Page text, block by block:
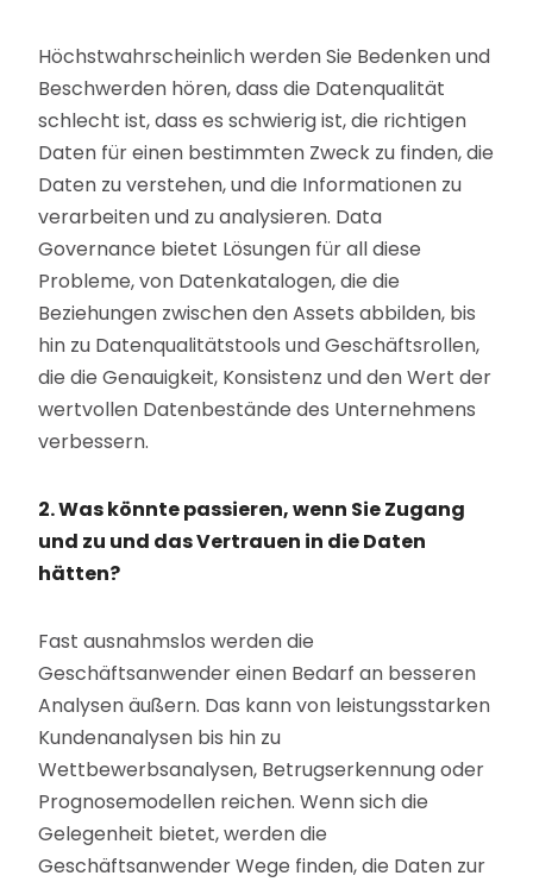
Höchstwahrscheinlich werden Sie Bedenken und
Beschwerden hören, dass die Datenqualität
schlecht ist, dass es schwierig ist, die richtigen
Daten für einen bestimmten Zweck zu finden, die
Daten zu verstehen, und die Informationen zu
verarbeiten und zu analysieren. Data
Governance bietet Lösungen für all diese
Probleme, von Datenkatalogen, die die
Beziehungen zwischen den Assets abbilden, bis
hin zu Datenqualitätstools und Geschäftsrollen,
die die Genauigkeit, Konsistenz und den Wert der
wertvollen Datenbestände des Unternehmens
verbessern.
2. Was könnte passieren, wenn Sie Zugang
und zu und das Vertrauen in die Daten
hätten?
Fast ausnahmslos werden die
Geschäftsanwender einen Bedarf an besseren
Analysen äußern. Das kann von leistungsstarken
Kundenanalysen bis hin zu
Wettbewerbsanalysen, Betrugserkennung oder
Prognosemodellen reichen. Wenn sich die
Gelegenheit bietet, werden die
Geschäftsanwender Wege finden, die Daten zur